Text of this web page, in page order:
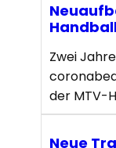
Zwei
der MTV-
Neue